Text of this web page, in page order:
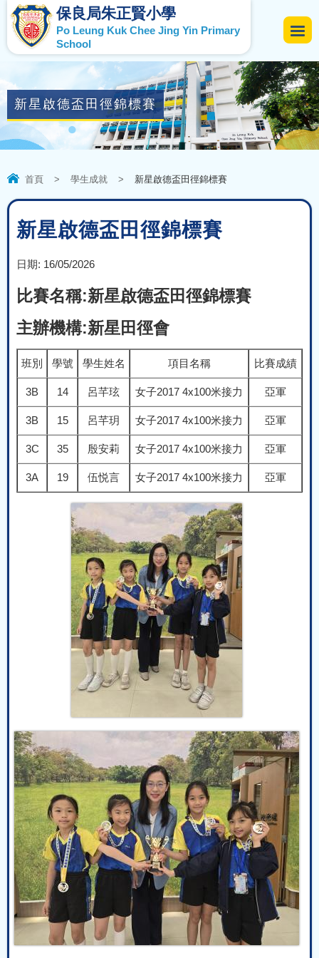
保良局朱正賢小學
Po Leung Kuk Chee Jing Yin Primary
School
新星啟德盃田徑錦標賽
首頁 > 學生成就 > 新星啟德盃田徑錦標賽
新星啟德盃田徑錦標賽
日期: 16/05/2026
比賽名稱:新星啟德盃田徑錦標賽
主辦機構:新星田徑會
班別 學號 學生姓名 項目名稱 比賽成績
3B 14 呂芊玹 女子2017 4x100米接力 亞軍
3B 15 呂芊玥 女子2017 4x100米接力 亞軍
3C 35 殷安莉 女子2017 4x100米接力 亞軍
3A 19 伍悦言 女子2017 4x100米接力 亞軍